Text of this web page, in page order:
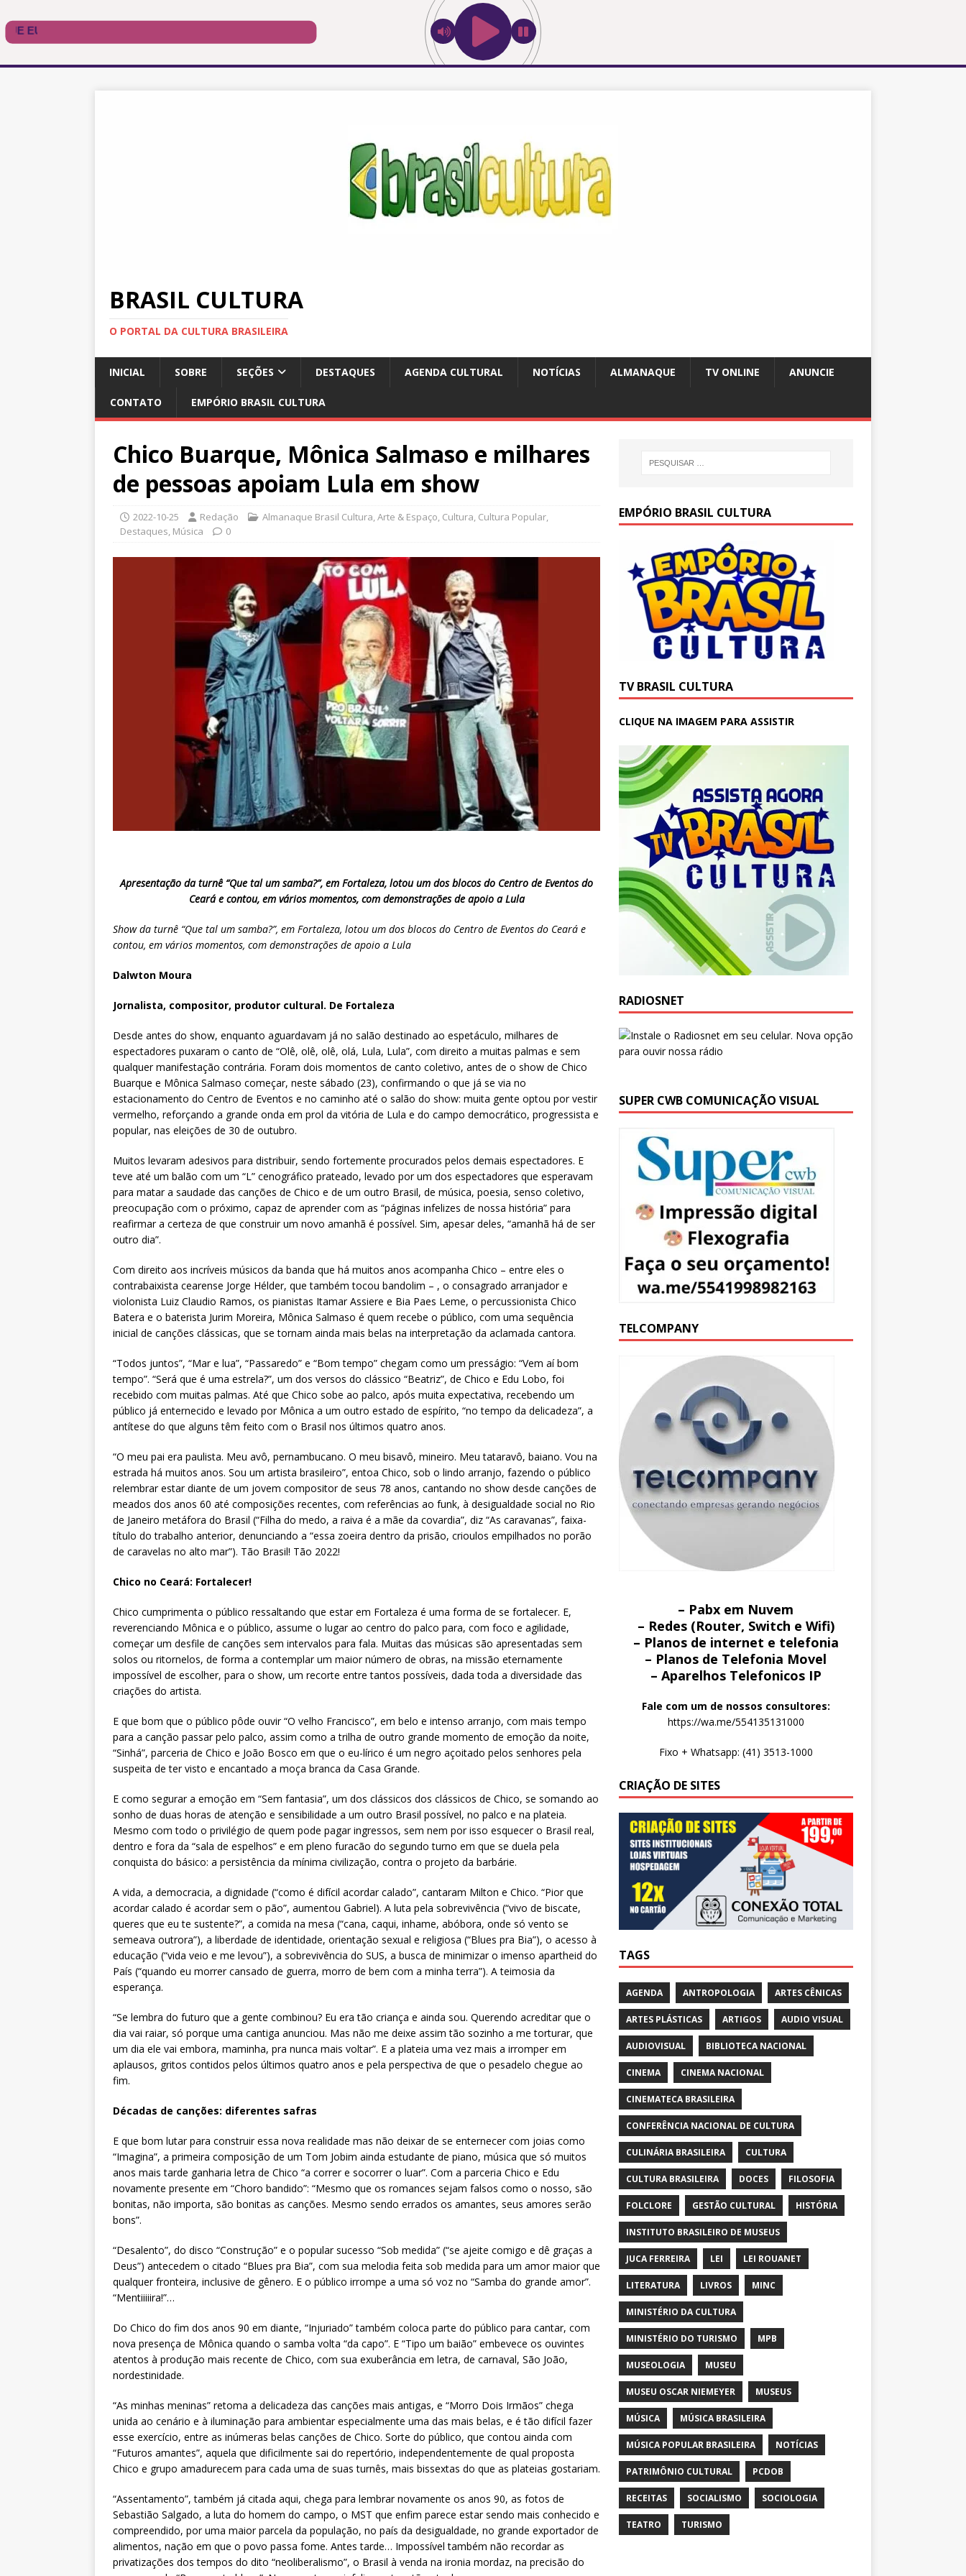
BRASIL CULTURA
O PORTAL DA CULTURA BRASILEIRA
INICIAL SOBRE SEÇÕES DESTAQUES AGENDA CULTURAL NOTÍCIAS ALMANAQUE TV ONLINE ANUNCIE
CONTATO EMPÓRIO BRASIL CULTURA
Chico Buarque, Mônica Salmaso e milhares
de pessoas apoiam Lula em show
2022-10-25 Redação Almanaque Brasil Cultura,Arte & Espaço, Cultura, Cultura Popular,
Destaques, Música 0
Apresentação da turnê “Que tal um samba?”, em Fortaleza, lotou um dos blocos do Centro de Eventos do
Ceará e contou, em vários momentos, com demonstrações de apoio a Lula
Show da turnê “Que tal um samba?”, em Fortaleza, lotou um dos blocos do Centro de Eventos do Ceará e
contou, em vários momentos, com demonstrações de apoio a Lula
Dalwton Moura
Jornalista, compositor, produtor cultural. De Fortaleza
Desde antes do show, enquanto aguardavam já no salão destinado ao espetáculo, milhares de
espectadores puxaram o canto de “Olê, olê, olê, olá, Lula, Lula”, com direito a muitas palmas e sem
qualquer manifestação contrária. Foram dois momentos de canto coletivo, antes de o show de Chico
Buarque e Mônica Salmaso começar, neste sábado (23), confirmando o que já se via no
estacionamento do Centro de Eventos e no caminho até o salão do show: muita gente optou por vestir
vermelho, reforçando a grande onda em prol da vitória de Lula e do campo democrático, progressista e
popular, nas eleições de 30 de outubro.
Muitos levaram adesivos para distribuir, sendo fortemente procurados pelos demais espectadores. E
teve até um balão com um “L” cenográfico prateado, levado por um dos espectadores que esperavam
para matar a saudade das canções de Chico e de um outro Brasil, de música, poesia, senso coletivo,
preocupação com o próximo, capaz de aprender com as “páginas infelizes de nossa história” para
reafirmar a certeza de que construir um novo amanhã é possível. Sim, apesar deles, “amanhã há de ser
outro dia”.
Com direito aos incríveis músicos da banda que há muitos anos acompanha Chico – entre eles o
contrabaixista cearense Jorge Hélder, que também tocou bandolim – , o consagrado arranjador e
violonista Luiz Claudio Ramos, os pianistas Itamar Assiere e Bia Paes Leme, o percussionista Chico
Batera e o baterista Jurim Moreira, Mônica Salmaso é quem recebe o público, com uma sequência
inicial de canções clássicas, que se tornam ainda mais belas na interpretação da aclamada cantora.
“Todos juntos”, “Mar e lua”, “Passaredo” e “Bom tempo” chegam como um presságio: “Vem aí bom
tempo”. “Será que é uma estrela?”, um dos versos do clássico “Beatriz”, de Chico e Edu Lobo, foi
recebido com muitas palmas. Até que Chico sobe ao palco, após muita expectativa, recebendo um
público já enternecido e levado por Mônica a um outro estado de espírito, “no tempo da delicadeza”, a
antítese do que alguns têm feito com o Brasil nos últimos quatro anos.
“O meu pai era paulista. Meu avô, pernambucano. O meu bisavô, mineiro. Meu tataravô, baiano. Vou na
estrada há muitos anos. Sou um artista brasileiro”, entoa Chico, sob o lindo arranjo, fazendo o público
relembrar estar diante de um jovem compositor de seus 78 anos, cantando no show desde canções de
meados dos anos 60 até composições recentes, com referências ao funk, à desigualdade social no Rio
de Janeiro metáfora do Brasil (“Filha do medo, a raiva é a mãe da covardia”, diz “As caravanas”, faixa-
título do trabalho anterior, denunciando a “essa zoeira dentro da prisão, crioulos empilhados no porão
de caravelas no alto mar”). Tão Brasil! Tão 2022!
Chico no Ceará: Fortalecer!
Chico cumprimenta o público ressaltando que estar em Fortaleza é uma forma de se fortalecer. E,
reverenciando Mônica e o público, assume o lugar ao centro do palco para, com foco e agilidade,
começar um desfile de canções sem intervalos para fala. Muitas das músicas são apresentadas sem
solos ou ritornelos, de forma a contemplar um maior número de obras, na missão eternamente
impossível de escolher, para o show, um recorte entre tantos possíveis, dada toda a diversidade das
criações do artista.
E que bom que o público pôde ouvir “O velho Francisco”, em belo e intenso arranjo, com mais tempo
para a canção passar pelo palco, assim como a trilha de outro grande momento de emoção da noite,
“Sinhá”, parceria de Chico e João Bosco em que o eu-lírico é um negro açoitado pelos senhores pela
suspeita de ter visto e encantado a moça branca da Casa Grande.
E como segurar a emoção em “Sem fantasia”, um dos clássicos dos clássicos de Chico, se somando ao
sonho de duas horas de atenção e sensibilidade a um outro Brasil possível, no palco e na plateia.
Mesmo com todo o privilégio de quem pode pagar ingressos, sem nem por isso esquecer o Brasil real,
dentro e fora da “sala de espelhos” e em pleno furacão do segundo turno em que se duela pela
conquista do básico: a persistência da mínima civilização, contra o projeto da barbárie.
A vida, a democracia, a dignidade (“como é difícil acordar calado”, cantaram Milton e Chico. “Pior que
acordar calado é acordar sem o pão”, aumentou Gabriel). A luta pela sobrevivência (“vivo de biscate,
queres que eu te sustente?”, a comida na mesa (“cana, caqui, inhame, abóbora, onde só vento se
semeava outrora”), a liberdade de identidade, orientação sexual e religiosa (“Blues pra Bia”), o acesso à
educação (“vida veio e me levou”), a sobrevivência do SUS, a busca de minimizar o imenso apartheid do
País (“quando eu morrer cansado de guerra, morro de bem com a minha terra”). A teimosia da
esperança.
“Se lembra do futuro que a gente combinou? Eu era tão criança e ainda sou. Querendo acreditar que o
dia vai raiar, só porque uma cantiga anunciou. Mas não me deixe assim tão sozinho a me torturar, que
um dia ele vai embora, maminha, pra nunca mais voltar”. E a plateia uma vez mais a irromper em
aplausos, gritos contidos pelos últimos quatro anos e pela perspectiva de que o pesadelo chegue ao
fim.
Décadas de canções: diferentes safras
E que bom lutar para construir essa nova realidade mas não deixar de se enternecer com joias como
“Imagina”, a primeira composição de um Tom Jobim ainda estudante de piano, música que só muitos
anos mais tarde ganharia letra de Chico “a correr e socorrer o luar”. Com a parceria Chico e Edu
novamente presente em “Choro bandido”: “Mesmo que os romances sejam falsos como o nosso, são
bonitas, não importa, são bonitas as canções. Mesmo sendo errados os amantes, seus amores serão
bons”.
“Desalento”, do disco “Construção” e o popular sucesso “Sob medida” (“se ajeite comigo e dê graças a
Deus”) antecedem o citado “Blues pra Bia”, com sua melodia feita sob medida para um amor maior que
qualquer fronteira, inclusive de gênero. E o público irrompe a uma só voz no “Samba do grande amor”.
“Mentiiiiira!”…
Do Chico do fim dos anos 90 em diante, “Injuriado” também coloca parte do público para cantar, com
nova presença de Mônica quando o samba volta “da capo”. E “Tipo um baião” embevece os ouvintes
atentos à produção mais recente de Chico, com sua exuberância em letra, de carnaval, São João,
nordestinidade.
“As minhas meninas” retoma a delicadeza das canções mais antigas, e “Morro Dois Irmãos” chega
unida ao cenário e à iluminação para ambientar especialmente uma das mais belas, e é tão difícil fazer
esse exercício, entre as inúmeras belas canções de Chico. Sorte do público, que contou ainda com
“Futuros amantes”, aquela que dificilmente sai do repertório, independentemente de qual proposta
Chico e grupo amadurecem para cada uma de suas turnês, mais bissextas do que as plateias gostariam.
“Assentamento”, também já citada aqui, chega para lembrar novamente os anos 90, as fotos de
Sebastião Salgado, a luta do homem do campo, o MST que enfim parece estar sendo mais conhecido e
compreendido, por uma maior parcela da população, no país da desigualdade, no grande exportador de
alimentos, nação em que o povo passa fome. Antes tarde… Impossível também não recordar as
privatizações dos tempos do dito “neoliberalismo”, o Brasil à venda na ironia mordaz, na precisão do
EMPÓRIO BRASIL CULTURA
TV BRASIL CULTURA
CLIQUE NA IMAGEM PARA ASSISTIR
RADIOSNET
SUPER CWB COMUNICAÇÃO VISUAL
TELCOMPANY
– Pabx em Nuvem
– Redes (Router, Switch e Wifi)
– Planos de internet e telefonia
– Planos de Telefonia Movel
– Aparelhos Telefonicos IP
Fale com um de nossos consultores:
https://wa.me/554135131000
Fixo + Whatsapp: (41) 3513-1000
CRIAÇÃO DE SITES
TAGS
AGENDA ANTROPOLOGIA ARTES CÊNICAS
ARTES PLÁSTICAS ARTIGOS AUDIO VISUAL
AUDIOVISUAL BIBLIOTECA NACIONAL
CINEMA CINEMA NACIONAL
CINEMATECA BRASILEIRA
CONFERÊNCIA NACIONAL DE CULTURA
CULINÁRIA BRASILEIRA CULTURA
CULTURA BRASILEIRA DOCES FILOSOFIA
FOLCLORE GESTÃO CULTURAL HISTÓRIA
INSTITUTO BRASILEIRO DE MUSEUS
JUCA FERREIRA LEI LEI ROUANET
LITERATURA LIVROS MINC
MINISTÉRIO DA CULTURA
MINISTÉRIO DO TURISMO MPB
MUSEOLOGIA MUSEU
MUSEU OSCAR NIEMEYER MUSEUS
MÚSICA MÚSICA BRASILEIRA
MÚSICA POPULAR BRASILEIRA NOTÍCIAS
PATRIMÔNIO CULTURAL PCDOB
RECEITAS SOCIALISMO SOCIOLOGIA
TEATRO TURISMO